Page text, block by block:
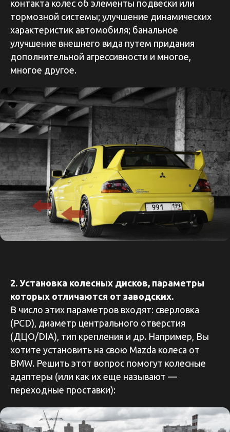
контакта колес об элементы подвески или
тормозной системы; улучшение динамических
характеристик автомобиля; банальное
улучшение внешнего вида путем придания
дополнительной агрессивности и многое,
многое другое.
2. Установка колесных дисков, параметры
которых отличаются от заводских.
В число этих параметров входят: сверловка
(PCD), диаметр центрального отверстия
(ДЦО/DIA), тип крепления и др. Например, Вы
хотите установить на свою Mazda колеса от
BMW. Решить этот вопрос помогут колесные
адаптеры (или как их еще называют —
переходные проставки):